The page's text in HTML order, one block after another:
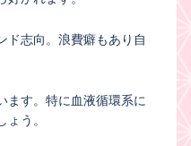
ド志向。浪費癖もあり自
ます。特に血液循環系に
う。